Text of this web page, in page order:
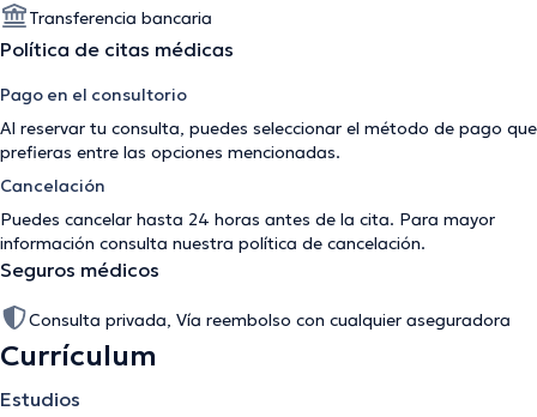
Transferencia bancaria
Política de citas médicas
Pago en el consultorio
Al reservar tu consulta, puedes seleccionar el método de pago que
prefieras entre las opciones mencionadas.
Cancelación
Puedes cancelar hasta 24 horas antes de la cita. Para mayor
información consulta nuestra política de cancelación.
Seguros médicos
Consulta privada, Vía reembolso con cualquier aseguradora
Currículum
Estudios